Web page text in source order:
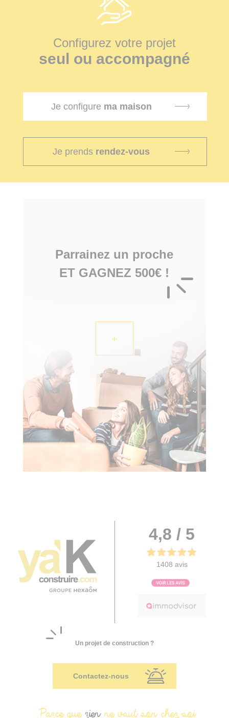
Configurez votre projet
seul ou accompagné
Je configure ma maison
Je prends rendez-vous
Parrainez un proche
ET GAGNEZ 500€ !
+
4,8 / 5
1408 avis
Un projet de construction ?
Contactez-nous
Parce querienne vaut son chez-soi